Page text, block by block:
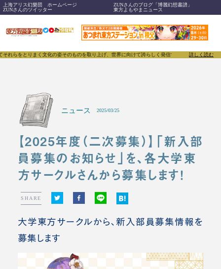
上海アリス幻樂団 ホームページ
ZUNさんのブログ「博麗幻想書譜」
ZUNさんのツイッター
東方よもやまニュース
まく文化の姿そのものを取り上げ、世界に向けて誇らしく発信することで、東方Projectのみ
詳しく読む
ニュース 2025/03/25
【2025年度（二次募集）】「新入部
員募集のお知らせ」を、各大学東
方サークルさんから募集します！
SHARE
大学東方サークルから、新入部員募集情報を
募集します